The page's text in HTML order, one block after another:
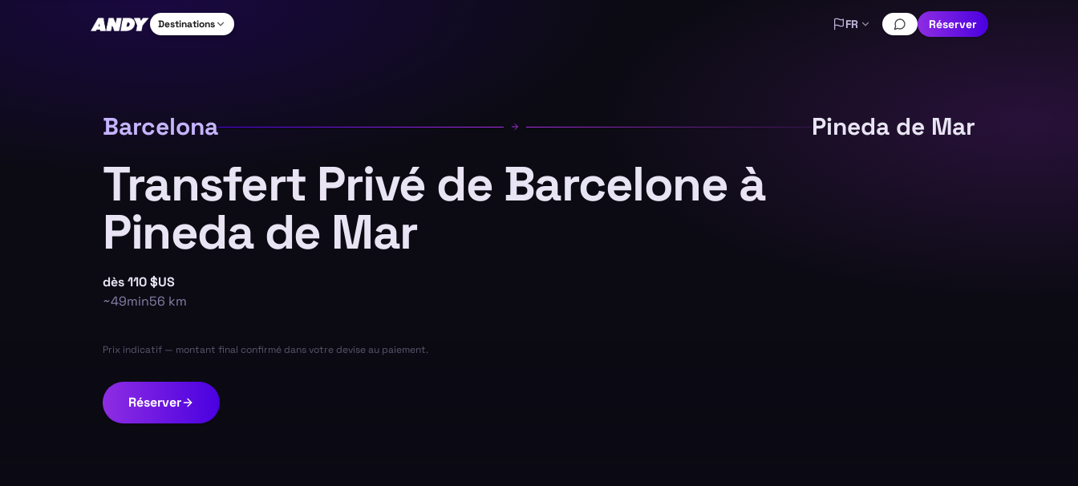
Destinations FR Réserver
Barcelona Pineda de Mar
Transfert Privé de Barcelone à
Pineda de Mar
dès110 $US
~49min56 km
Prix indicatif — montant final confirmé dans votre devise au paiement.
Réserver